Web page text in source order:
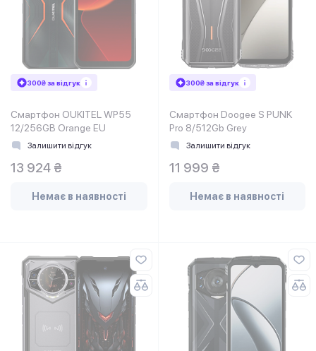
300₴ за відгук
Смартфон OUKITEL WP55
12/256GB Orange EU
Залишити відгук
13 924 ₴
Немає в наявності
300₴ за відгук
Смартфон Doogee S PUNK
Pro 8/512Gb Grey
Залишити відгук
11 999 ₴
Немає в наявності